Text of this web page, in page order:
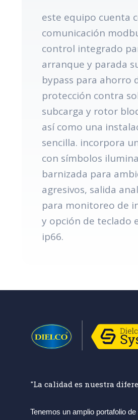
este equipo cuenta
comunicación
control integrado
arranque y parada
bypass para ahorro
protección contra
subcarga y rotor
así como una
sencilla. incorpora
con símbolos
barnizada para
agresivos, salida
para monitoreo de
y opción de teclado
ip66.
"La calidad es nuestra
Tenemos un amplio portafolio